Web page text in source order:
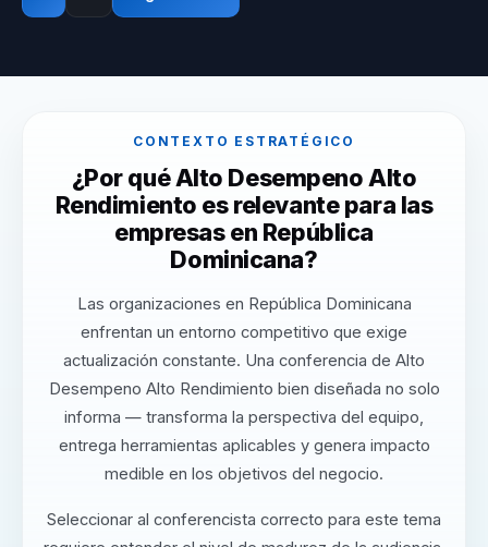
CONTEXTO ESTRATÉGICO
¿Por qué Alto Desempeno Alto
Rendimiento es relevante para las
empresas en República
Dominicana?
Las organizaciones en República Dominicana
enfrentan un entorno competitivo que exige
actualización constante. Una conferencia de Alto
Desempeno Alto Rendimiento bien diseñada no solo
informa — transforma la perspectiva del equipo,
entrega herramientas aplicables y genera impacto
medible en los objetivos del negocio.
Seleccionar al conferencista correcto para este tema